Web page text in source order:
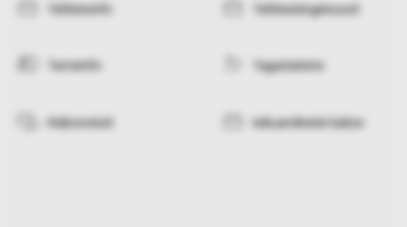
Tellimisinfo Tellimistingimused
Tarneinfo Tagastamine
Makseviisid Isikuandmete kaitse